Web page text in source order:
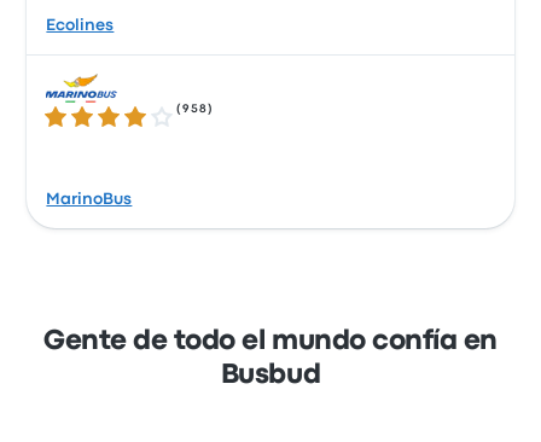
Ecolines
4.1 sobre 5 estrellas
(958 )
MarinoBus
Gente de todo el mundo confía en
Busbud